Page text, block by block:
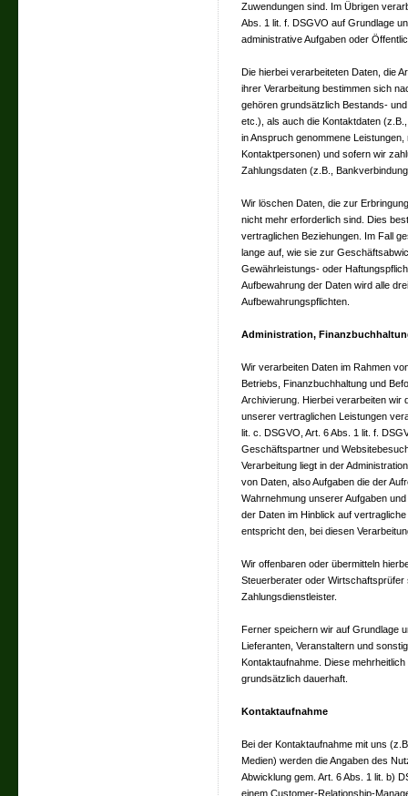
Zuwendungen sind. Im Übrigen
Abs. 1 lit. f. DSGVO auf Grundlage
administrative Aufgaben oder
Die hierbei verarbeiteten Daten, die
ihrer Verarbeitung bestimmen sich
gehören grundsätzlich Bestands-
etc.), als auch die Kontaktdaten
in Anspruch genommene
Kontaktpersonen) und sofern wir
Zahlungsdaten (z.B.,
Wir löschen Daten, die zur
nicht mehr erforderlich sind. Dies
vertraglichen Beziehungen. Im Fall
lange auf, wie sie zur
Gewährleistungs- oder
Aufbewahrung der Daten wird alle
Aufbewahrungspflichten.
Administration,
Wir verarbeiten Daten im Rahmen
Betriebs, Finanzbuchhaltung und
Archivierung. Hierbei verarbeiten wir
unserer vertraglichen Leistungen
lit. c. DSGVO, Art. 6 Abs. 1 lit. f.
Geschäftspartner und
Verarbeitung liegt in der
von Daten, also Aufgaben die der
Wahrnehmung unserer Aufgaben
der Daten im Hinblick auf
entspricht den, bei diesen
Wir offenbaren oder übermitteln
Steuerberater oder
Zahlungsdienstleister.
Ferner speichern wir auf Grundlage
Lieferanten, Veranstaltern und
Kontaktaufnahme. Diese
grundsätzlich dauerhaft.
Kontaktaufnahme
Bei der Kontaktaufnahme mit uns
Medien) werden die Angaben des
Abwicklung gem. Art. 6 Abs. 1 lit. b)
einem Customer-Relationship-